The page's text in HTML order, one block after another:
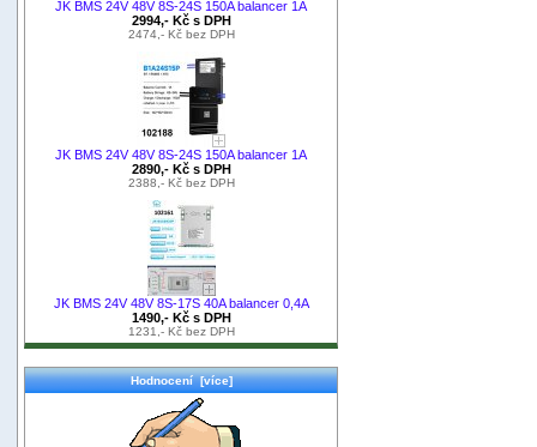
JK BMS 24V 48V 8S-24S 150A balancer 1A
2994,- Kč s DPH
2474,- Kč bez DPH
JK BMS 24V 48V 8S-24S 150A balancer 1A
2890,- Kč s DPH
2388,- Kč bez DPH
JK BMS 24V 48V 8S-17S 40A balancer 0,4A
1490,- Kč s DPH
1231,- Kč bez DPH
Hodnocení [více]